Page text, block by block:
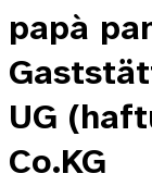
papà
UG
Co.KG